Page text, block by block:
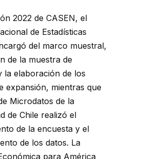
2022 de CASEN, el
de Estadísticas
del marco muestral,
de la muestra de
la elaboración de los
expansión, mientras que
Microdatos de la
de Chile realizó el
de la encuesta y el
de los datos. La
para América